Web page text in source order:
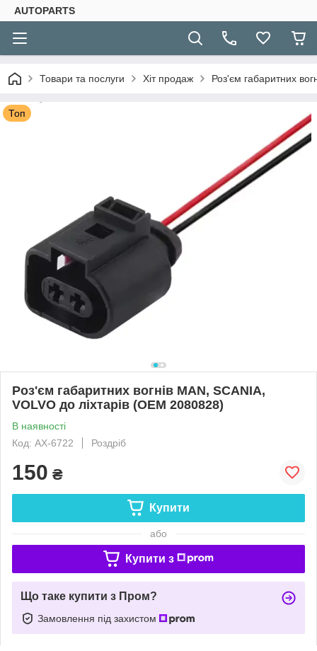
AUTOPARTS
Товари та послуги Хіт продаж Роз'єм габаритних
Топ
Роз'єм габаритних вогнів MAN, SCANIA,
VOLVO до ліхтарів (OEM 2080828)
В наявності
Код: AX-6722
Роздріб
150 ₴
Купити
або
Купити з
Що таке купити з Пром?
Замовлення під захистом